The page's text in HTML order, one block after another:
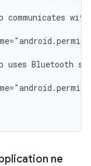
communicates with
uses Bluetooth
ne